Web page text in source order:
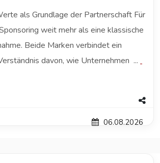
als Grundlage der Partnerschaft Für
weit mehr als eine klassische
Beide Marken verbindet ein
davon, wie Unternehmen ...
06.08.2026